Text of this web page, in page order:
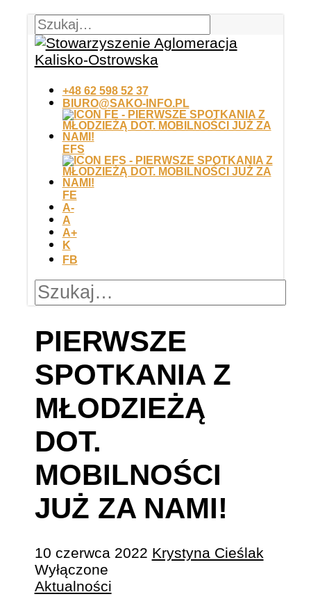
+48 62 598 52 37
BIURO@SAKO-INFO.PL
EFS
FE
A-
A
A+
K
FB
PIERWSZE
SPOTKANIA Z
MŁODZIEŻĄ
DOT.
MOBILNOŚCI
JUŻ ZA NAMI!
10 czerwca 2022 Krystyna Cieślak
Wyłączone
Aktualności